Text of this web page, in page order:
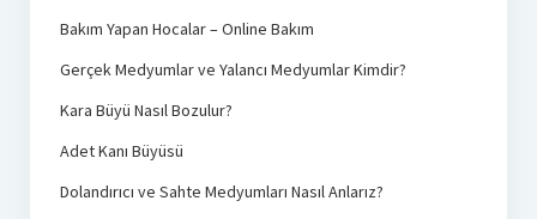
Bakım Yapan Hocalar – Online Bakım
Gerçek Medyumlar ve Yalancı Medyumlar Kimdir?
Kara Büyü Nasıl Bozulur?
Adet Kanı Büyüsü
Dolandırıcı ve Sahte Medyumları Nasıl Anlarız?